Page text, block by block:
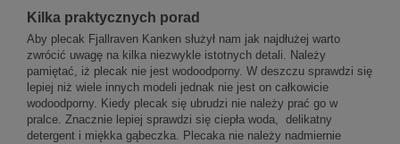
Kilka praktycznych porad
Aby plecak Fjallraven Kanken służył nam jak najdłużej warto
zwrócić uwagę na kilka niezwykle istotnych detali. Należy
pamiętać, iż plecak nie jest wodoodporny. W deszczu sprawdzi się
lepiej niż wiele innych modeli jednak nie jest on całkowicie
wodoodporny. Kiedy plecak się ubrudzi nie należy prać go w
pralce. Znacznie lepiej sprawdzi się ciepła woda, delikatny
detergent i miękka gąbeczka. Plecaka nie należy nadmiernie